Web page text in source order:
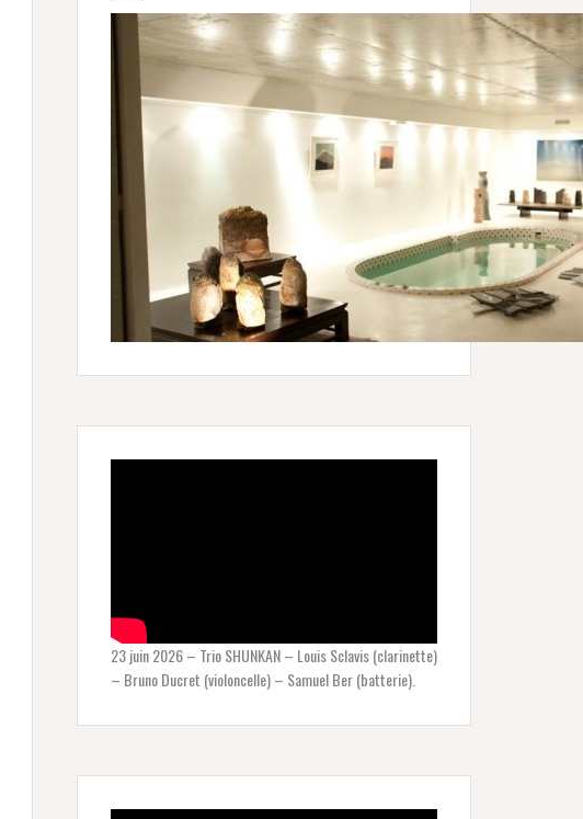
23 juin 2026 – Trio SHUNKAN – Louis Sclavis (clarinette)
– Bruno Ducret (violoncelle) – Samuel Ber (batterie).